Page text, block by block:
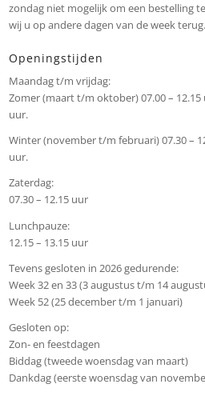
zondag niet mogelijk om een bestelling
wij u op andere dagen van de week terug.
Openingstijden
Maandag t/m vrijdag:
Zomer (maart t/m oktober) 07.00 – 12.15
uur.
Winter (november t/m februari) 07.30 –
uur.
Zaterdag:
07.30 – 12.15 uur
Lunchpauze:
12.15 – 13.15 uur
Tevens gesloten in 2026 gedurende:
Week 32 en 33 (3 augustus t/m 14
Week 52 (25 december t/m 1 januari)
Gesloten op:
Zon- en feestdagen
Biddag (tweede woensdag van maart)
Dankdag (eerste woensdag van